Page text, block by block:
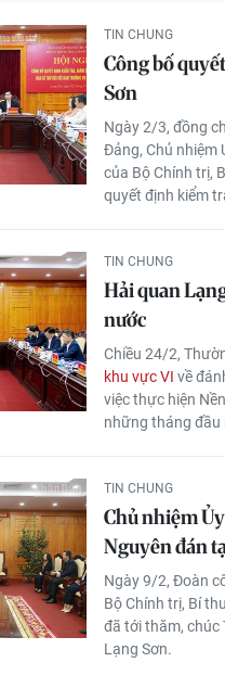
TIN CHUNG
Công bố
Sơn
Ngày 2/3, đồng
Đảng, Chủ nhiệm
của Bộ Chính trị,
quyết định kiểm
TIN CHUNG
Hải quan
nước
Chiều 24/2,
khu vực VI về
việc thực hiện
những tháng đầu
TIN CHUNG
Chủ nhiệm
Nguyên đán
Ngày 9/2, Đoàn
Bộ Chính trị, Bí
đã tới thăm, chúc
Lạng Sơn.